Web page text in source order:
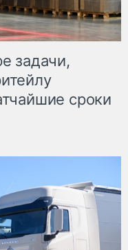
задачи,
сроки